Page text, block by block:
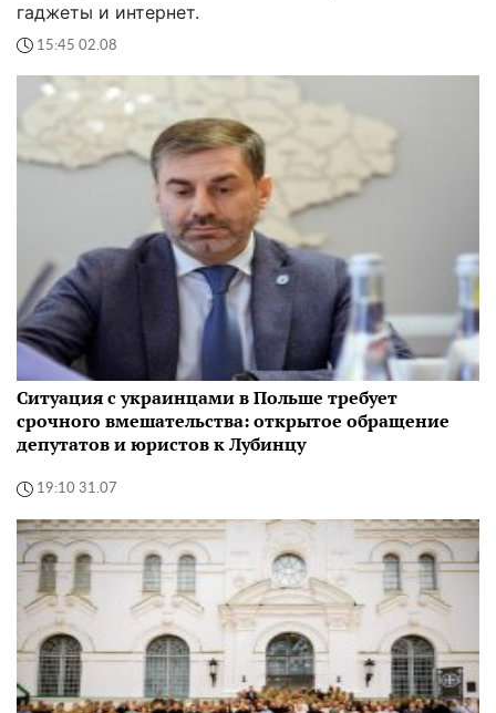
гаджеты и интернет.
15:45 02.08
Ситуация с украинцами в Польше требует
срочного вмешательства: открытое обращение
депутатов и юристов к Лубинцу
19:10 31.07